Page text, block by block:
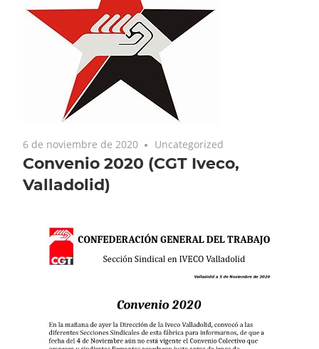
6 de noviembre de 2020 Uncategorized
Convenio 2020 (CGT Iveco,
Valladolid)